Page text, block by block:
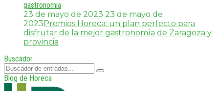
gastronomia
23 de mayo de 2023 23 de mayo de
2023 Premios Horeca: un plan perfecto para
disfrutar de la mejor gastronomía de Zaragoza y
provincia
Buscador
Blog de Horeca